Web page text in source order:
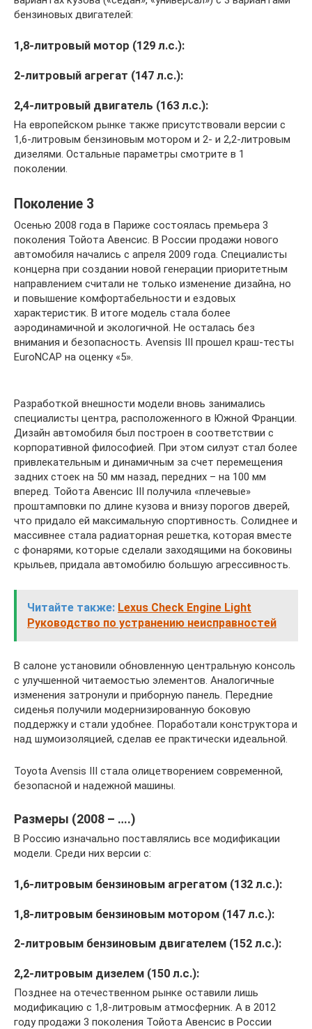
бензиновых двигателей:
1,8-литровый мотор (129 л.с.):
2-литровый агрегат (147 л.с.):
2,4-литровый двигатель (163 л.с.):
На европейском рынке также присутствовали версии с
1,6-литровым бензиновым мотором и 2- и 2,2-литровым
дизелями. Остальные параметры смотрите в 1
поколении.
Поколение 3
Осенью 2008 года в Париже состоялась премьера 3
поколения Тойота Авенсис. В России продажи нового
автомобиля начались с апреля 2009 года. Специалисты
концерна при создании новой генерации приоритетным
направлением считали не только изменение дизайна, но
и повышение комфортабельности и ездовых
характеристик. В итоге модель стала более
аэродинамичной и экологичной. Не осталась без
внимания и безопасность. Avensis III прошел краш-тесты
EuroNCAP на оценку «5».
Разработкой внешности модели вновь занимались
специалисты центра, расположенного в Южной Франции.
Дизайн автомобиля был построен в соответствии с
корпоративной философией. При этом силуэт стал более
привлекательным и динамичным за счет перемещения
задних стоек на 50 мм назад, передних – на 100 мм
вперед. Тойота Авенсис III получила «плечевые»
проштамповки по длине кузова и внизу порогов дверей,
что придало ей максимальную спортивность. Солиднее и
массивнее стала радиаторная решетка, которая вместе
с фонарями, которые сделали заходящими на боковины
крыльев, придала автомобилю большую агрессивность.
Читайте также: Lexus Check Engine Light
Руководство по устранению неисправностей
В салоне установили обновленную центральную консоль
с улучшенной читаемостью элементов. Аналогичные
изменения затронули и приборную панель. Передние
сиденья получили модернизированную боковую
поддержку и стали удобнее. Поработали конструктора и
над шумоизоляцией, сделав ее практически идеальной.
Toyota Avensis III стала олицетворением современной,
безопасной и надежной машины.
Размеры (2008 – ….)
В Россию изначально поставлялись все модификации
модели. Среди них версии с:
1,6-литровым бензиновым агрегатом (132 л.с.):
1,8-литровым бензиновым мотором (147 л.с.):
2-литровым бензиновым двигателем (152 л.с.):
2,2-литровым дизелем (150 л.с.):
Позднее на отечественном рынке оставили лишь
модификацию с 1,8-литровым атмосферник. А в 2012
году продажи 3 поколения Тойота Авенсис в России